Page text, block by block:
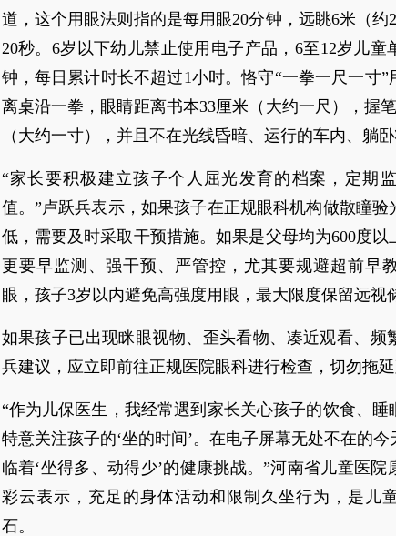
道，这个用眼法则指的是每用眼20分钟，远眺6米（约
20秒。6岁以下幼儿禁止使用电子产品，6至12岁儿童
钟，每日累计时长不超过1小时。恪守“一拳一尺一寸”
离桌沿一拳，眼睛距离书本33厘米（大约一尺），握
（大约一寸），并且不在光线昏暗、运行的车内、躺
“家长要积极建立孩子个人屈光发育的档案，定期
值。”卢跃兵表示，如果孩子在正规眼科机构做散瞳验
低，需要及时采取干预措施。如果是父母均为600度以
更要早监测、强干预、严管控，尤其要规避超前早
眼，孩子3岁以内避免高强度用眼，最大限度保留远视
如果孩子已出现眯眼视物、歪头看物、凑近观看、频
兵建议，应立即前往正规医院眼科进行检查，切勿拖延
“作为儿保医生，我经常遇到家长关心孩子的饮食、睡
特意关注孩子的‘坐的时间’。在电子屏幕无处不在的
临着‘坐得多、动得少’的健康挑战。”河南省儿童医院
彩云表示，充足的身体活动和限制久坐行为，是儿
石。